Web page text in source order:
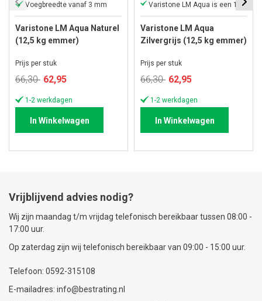
Voegbreedte vanaf 3 mm
Varistone LM Aqua Naturel
(12,5 kg emmer)
Prijs per stuk
66,30 Speciale
62,95
1-2 werkdagen
In Winkelwagen
Varistone LM Aqua is een 1-component
Varistone LM Aqua
Zilvergrijs (12,5 kg emmer)
Prijs per stuk
66,30 Speciale
62,95
1-2 werkdagen
In Winkelwagen
Vrijblijvend advies nodig?
Wij zijn maandag t/m vrijdag telefonisch bereikbaar tussen 08:00 -
17:00 uur.
Op zaterdag zijn wij telefonisch bereikbaar van 09:00 - 15:00 uur.
Telefoon: 0592-315108
E-mailadres: info@bestrating.nl